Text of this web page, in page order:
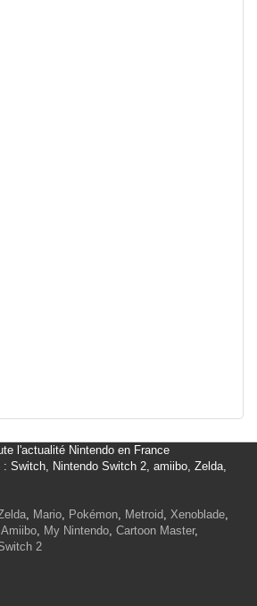
l'actualité Nintendo en France
Switch, Nintendo Switch 2, amiibo, Zelda,
, Mario, Pokémon, Metroid, Xenoblade,
Amiibo, My Nintendo, Cartoon Master,
2